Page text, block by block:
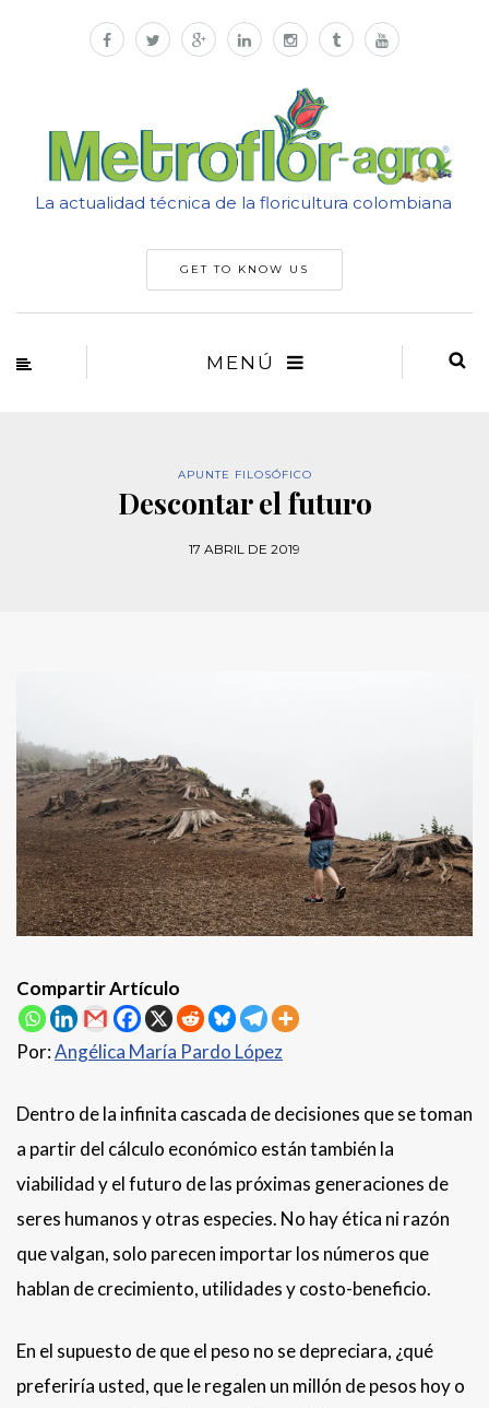
La actualidad técnica de la floricultura colombiana
GET TO KNOW US
MENÚ
APUNTE FILOSÓFICO
Descontar el futuro
17 ABRIL DE 2019
Compartir Artículo
Por:Angélica María Pardo López
Dentro de la infinita cascada de decisiones que se toman
a partir del cálculo económico están también la
viabilidad y el futuro de las próximas generaciones de
seres humanos y otras especies. No hay ética ni razón
que valgan, solo parecen importar los números que
hablan de crecimiento, utilidades y costo-beneficio.
En el supuesto de que el peso no se depreciara, ¿qué
preferiría usted, que le regalen un millón de pesos hoy o